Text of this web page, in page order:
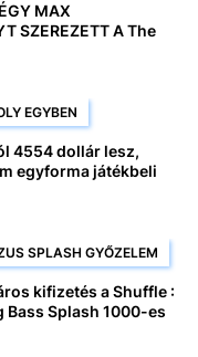
MAX
SZEREZETT A The
EGYBEN
4554 dollár lesz,
egyforma játékbeli
SPLASH GYŐZELEM
kifizetés a Shuffle :
Bass Splash 1000-es